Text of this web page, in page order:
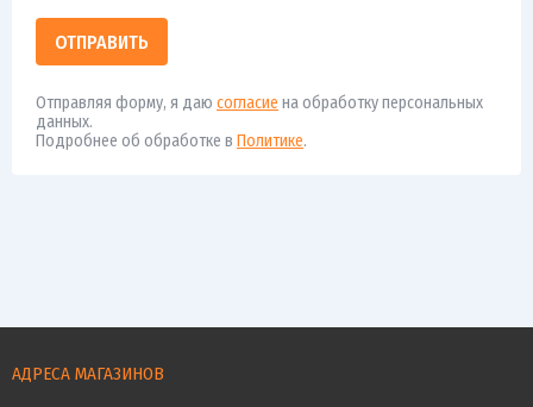
ОТПРАВИТЬ
Отправляя форму, я даю согласие на обработку персональных
данных.
Подробнее об обработке в Политике.
АДРЕСА МАГАЗИНОВ